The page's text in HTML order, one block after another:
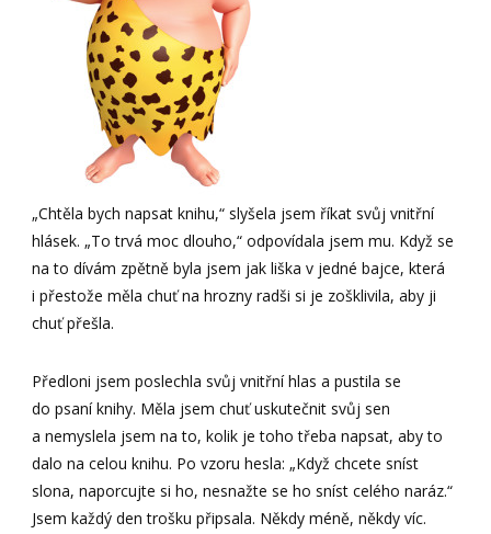
„Chtěla bych napsat knihu,“ slyšela jsem říkat svůj vnitřní
hlásek. „To trvá moc dlouho,“ odpovídala jsem mu. Když se
na to dívám zpětně byla jsem jak liška v jedné bajce, která
i přestože měla chuť na hrozny radši si je zošklivila, aby ji
chuť přešla.
Předloni jsem poslechla svůj vnitřní hlas a pustila se
do psaní knihy. Měla jsem chuť uskutečnit svůj sen
a nemyslela jsem na to, kolik je toho třeba napsat, aby to
dalo na celou knihu. Po vzoru hesla: „Když chcete sníst
slona, naporcujte si ho, nesnažte se ho sníst celého naráz.“
Jsem každý den trošku připsala. Někdy méně, někdy víc.